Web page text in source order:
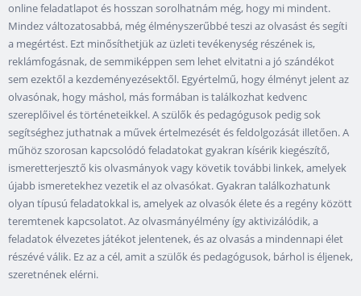
online feladatlapot és hosszan sorolhatnám még, hogy mi mindent.
Mindez változatosabbá, még élményszerűbbé teszi az olvasást és segíti
a megértést. Ezt minősíthetjük az üzleti tevékenység részének is,
reklámfogásnak, de semmiképpen sem lehet elvitatni a jó szándékot
sem ezektől a kezdeményezésektől. Egyértelmű, hogy élményt jelent az
olvasónak, hogy máshol, más formában is találkozhat kedvenc
szereplőivel és történeteikkel. A szülők és pedagógusok pedig sok
segítséghez juthatnak a művek értelmezését és feldolgozását illetően. A
műhöz szorosan kapcsolódó feladatokat gyakran kísérik kiegészítő,
ismeretterjesztő kis olvasmányok vagy követik további linkek, amelyek
újabb ismeretekhez vezetik el az olvasókat. Gyakran találkozhatunk
olyan típusú feladatokkal is, amelyek az olvasók élete és a regény között
teremtenek kapcsolatot. Az olvasmányélmény így aktivizálódik, a
feladatok élvezetes játékot jelentenek, és az olvasás a mindennapi élet
részévé válik. Ez az a cél, amit a szülők és pedagógusok, bárhol is éljenek,
szeretnének elérni.